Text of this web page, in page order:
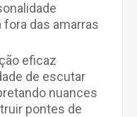
das amarras
eficaz
de escutar
nuances
pontes de